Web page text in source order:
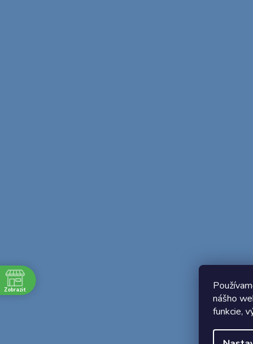
nášho
funkcie,
Zobraziť